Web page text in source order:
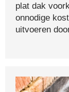
plat dak
onnodige
uitvoeren